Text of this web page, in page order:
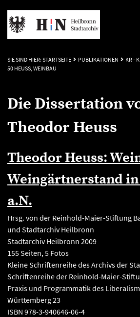
SIE SIND HIER: STARTSEITE PUBLIKATIONEN KR -
50 HEUSS, WEINBAU
Die Dissertation
Theodor Heuss
Theodor Heuss:
Weingärtnerstand
a.N.
Hrsg. von der Reinhold-Maier-Stiftung
und Stadtarchiv Heilbronn
Stadtarchiv Heilbronn 2009
155 Seiten, 5 Fotos
Kleine Schriftenreihe des Archivs der
Schriftenreihe der Reinhold-Maier-
Praxis und Programmatik des
Württemberg 23
ISBN 978-3-940646-06-4